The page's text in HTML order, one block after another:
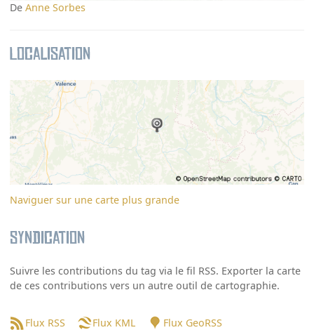
DeAnne Sorbes
Localisation
Naviguer sur une carte plus grande
Syndication
Suivre les contributions du tag via le fil RSS. Exporter la carte
de ces contributions vers un autre outil de cartographie.
Flux RSS Flux KML Flux GeoRSS